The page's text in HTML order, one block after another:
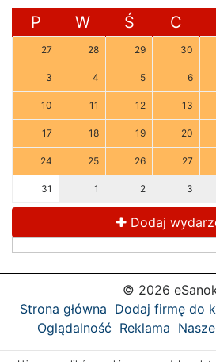
P W Ś C
27 28 29 30
3 4 5 6
10 11 12 13
17 18 19 20
24 25 26 27
31 1 2 3
Dodaj
© 2026
Strona główna Dodaj firmę do
Oglądalność Reklama